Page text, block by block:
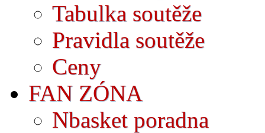
Tabulka soutěže
Pravidla soutěže
Ceny
FAN ZÓNA
Nbasket poradna